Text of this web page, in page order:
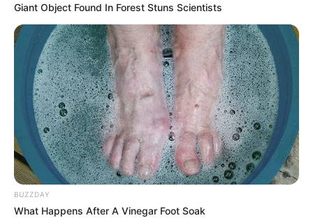
Song Joong Ki
49
fans love
VOTE
Tanggal Lahir:
19 September
Tempat Lahir:
Giant Object Found In Forest Stuns Scientists
BUZZDAY
What Happens After A Vinegar Foot Soak